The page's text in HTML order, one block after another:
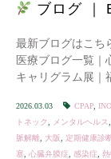
ブログ ｜
最新ブログはこち
医療ブログ一覧
キャリグラム展
2026.03.03 CPAP
トネック
メンタルヘルス
脈解離
大阪 定期健康診
塞
心臓弁膜症 感染症